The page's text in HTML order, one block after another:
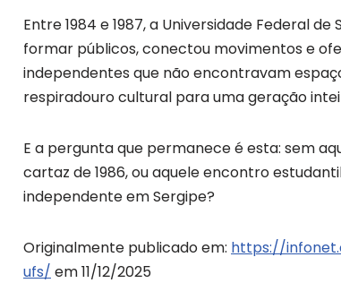
Entre 1984 e 1987, a Universidade Federal
formar públicos, conectou movimentos e
independentes que não encontravam
respiradouro cultural para uma geração
E a pergunta que permanece é esta: sem
cartaz de 1986, ou aquele encontro
independente em Sergipe?
Originalmente publicado em: https://
ufs/ em 11/12/2025